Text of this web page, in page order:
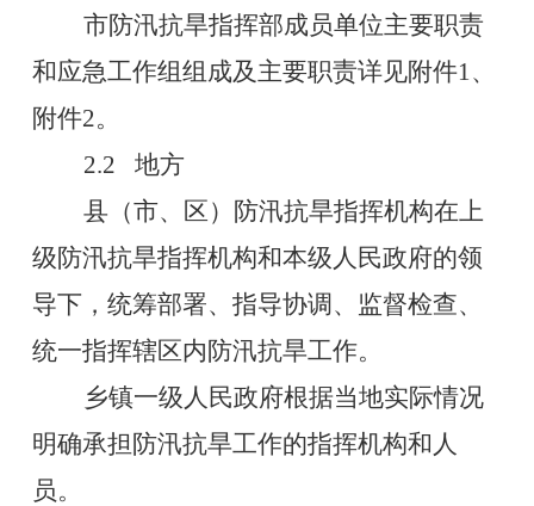
市防汛抗旱指挥部成员单位主要职责
和应急工作组组成及主要职责详见附件1 、
附件2。
2.2 地方
县（市、区）防汛抗旱指挥机构在上
级防汛抗旱指挥机构和本级人民政府的领
导下，统筹部署、指导协调、监督检查、
统一指挥辖区内防汛抗旱工作。
乡镇一级人民政府根据当地实际情况
明确承担防汛抗旱工作的指挥机构和人
员。